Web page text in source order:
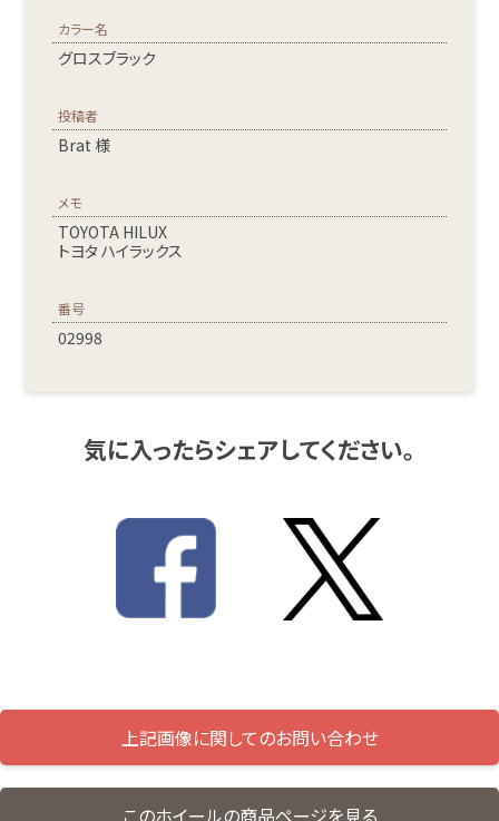
カラー名
グロスブラック
投稿者
Brat 様
メモ
TOYOTA HILUX
トヨタ ハイラックス
番号
02998
気に入ったらシェアしてください。
上記画像に関してのお問い合わせ
このホイールの商品ページを見る